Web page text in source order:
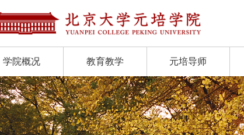
学院概况 教育教学 元培导师